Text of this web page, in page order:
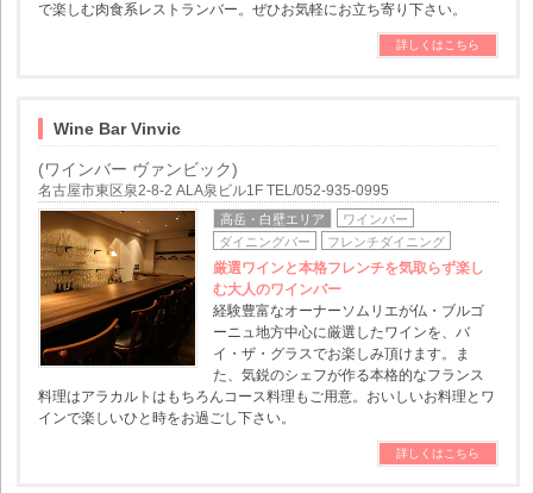
で楽しむ肉食系レストランバー。ぜひお気軽にお立ち寄り下さい。
詳しくはこちら
Wine Bar Vinvic
(ワインバー ヴァンビック)
名古屋市東区泉2-8-2 ALA泉ビル1F TEL/052-935-0995
高岳・白壁エリア
ワインバー
ダイニングバー
フレンチダイニング
厳選ワインと本格フレンチを気取らず楽し
む大人のワインバー
経験豊富なオーナーソムリエが仏・ブルゴ
ーニュ地方中心に厳選したワインを、バ
イ・ザ・グラスでお楽しみ頂けます。ま
た、気鋭のシェフが作る本格的なフランス
料理はアラカルトはもちろんコース料理もご用意。おいしいお料理とワ
インで楽しいひと時をお過ごし下さい。
詳しくはこちら